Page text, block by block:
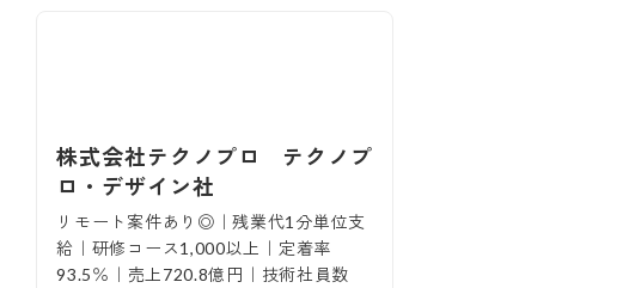
株式会社テクノプロ テクノプ
ロ・デザイン社
リモート案件あり◎｜残業代1分単位支
給｜研修コース1,000以上｜定着率
93.5％｜売上720.8億円｜技術社員数